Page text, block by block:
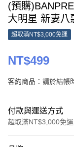
(預購
大明星 新妻八
超取滿NT$3,000免運
NT$499
客約商品：請於結帳
付款與運送方式
超取滿NT$3,000免運